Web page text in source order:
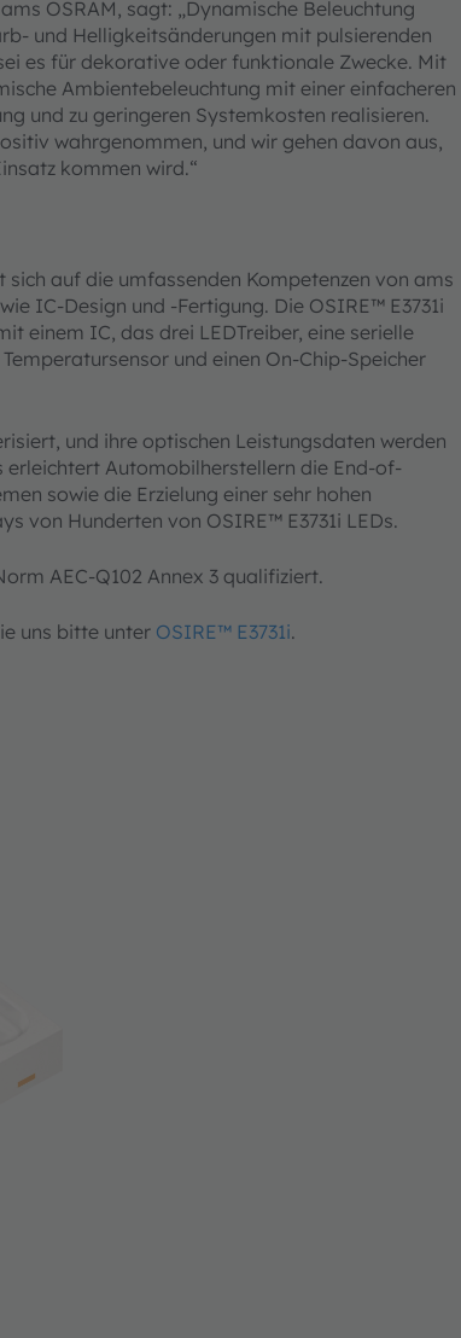
OSRAM, sagt: „Dynamische Beleuchtung
und Helligkeitsänderungen mit pulsierenden
es für dekorative oder funktionale Zwecke. Mit
Ambientebeleuchtung mit einer einfacheren
und zu geringeren Systemkosten realisieren.
wahrgenommen, und wir gehen davon aus,
kommen wird.“
auf die umfassenden Kompetenzen von ams
IC-Design und -Fertigung. Die OSIRE™ E3731i
einem IC, das drei LEDTreiber, eine serielle
und einen On-Chip-Speicher
und ihre optischen Leistungsdaten werden
erleichtert Automobilherstellern die End-of-
sowie die Erzielung einer sehr hohen
von Hunderten von OSIRE™ E3731i LEDs.
AEC-Q102 Annex 3 qualifiziert.
uns bitte unter OSIRE™ E3731i.